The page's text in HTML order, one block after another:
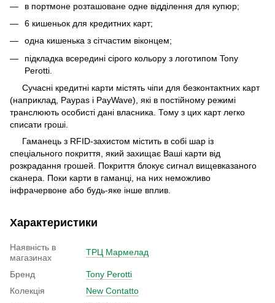
в портмоне розташоване одне відділення для купюр;
6 кишеньок для кредитних карт;
одна кишенька з сітчастим віконцем;
підкладка всередині сірого кольору з логотипом Tony
Perotti.
Сучасні кредитні карти містять чіпи для безконтактних карт
(наприклад, Paypas і PayWave), які в постійному режимі
транслюють особисті дані власника. Тому з цих карт легко
списати гроші.
Гаманець з RFID-захистом містить в собі шар із
спеціального покриття, який захищає Ваші карти від
розкрадання грошей. Покриття блокує сигнал вищевказаного
сканера. Поки карти в гаманці, на них неможливо
інфрачервоне або будь-яке інше вплив.
Характеристики
Наявність в
магазинах
ТРЦ Мармелад
Бренд
Tony Perotti
Колекція
New Contatto